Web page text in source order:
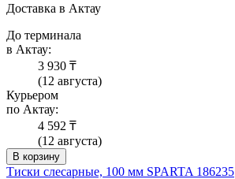
Доставка в Актау
До терминала
в Актау:
3 930 ₸
(12 августа)
Курьером
по Актау:
4 592 ₸
(12 августа)
В корзину
Тиски слесарные, 100 мм SPARTA 186235